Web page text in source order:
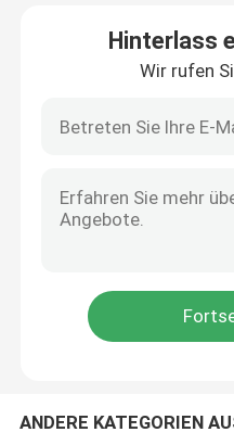
Zahnmedizinischer
Hohes
Cad-Nocken-
Zirkonium-Oxid
Hinterlass
Wir rufen
ANDERE KATEGORIEN